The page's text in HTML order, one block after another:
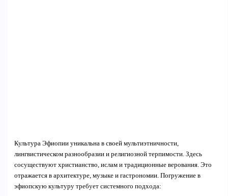
Культура Эфиопии уникальна в своей мультиэтничности,
лингвистическом разнообразии и религиозной терпимости. Здесь
сосуществуют христианство, ислам и традиционные верования. Это
отражается в архитектуре, музыке и гастрономии. Погружение в
эфиопскую культуру требует системного подхода: